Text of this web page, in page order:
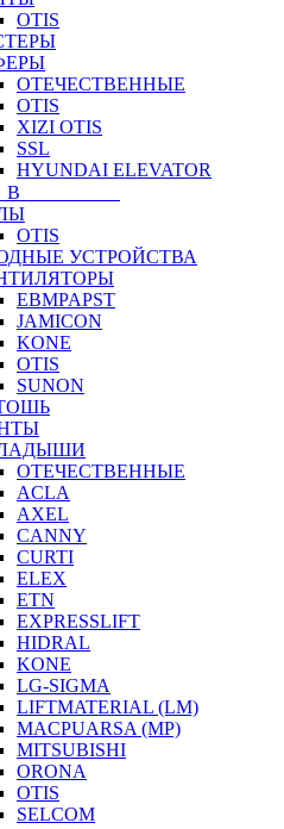
OTIS
ОТЕЧЕСТВЕННЫЕ
OTIS
XIZI OTIS
SSL
HYUNDAI ELEVATOR
OTIS
УСТРОЙСТВА
EBMPAPST
JAMICON
KONE
OTIS
SUNON
ОТЕЧЕСТВЕННЫЕ
ACLA
AXEL
CANNY
CURTI
ELEX
ETN
EXPRESSLIFT
HIDRAL
KONE
LG-SIGMA
LIFTMATERIAL (LM)
MACPUARSA (MP)
MITSUBISHI
ORONA
OTIS
SELCOM